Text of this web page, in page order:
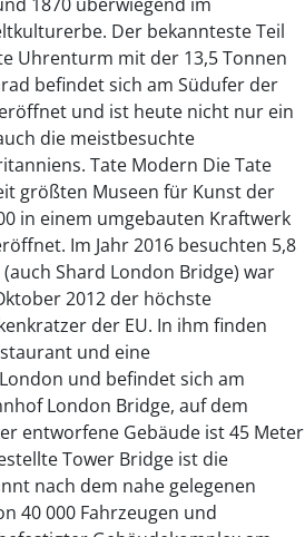
Der bekannteste Teil
Uhrenturm mit der 13,5 Tonnen
befindet sich am Südufer der
und ist heute nicht nur ein
die meistbesuchte
Tate Modern Die Tate
größten Museen für Kunst der
in einem umgebauten Kraftwerk
Im Jahr 2016 besuchten 5,8
Shard London Bridge) war
2012 der höchste
der EU. In ihm finden
und eine
und befindet sich am
London Bridge, auf dem
entworfene Gebäude ist 45 Meter
Tower Bridge ist die
nach dem nahe gelegenen
40 000 Fahrzeugen und